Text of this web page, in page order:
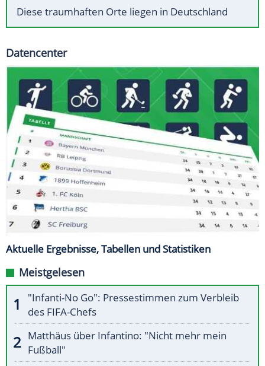
Diese traumhaften Orte liegen in Deutschland
Datencenter
Aktuelle Ergebnisse, Tabellen und Statistiken
Meistgelesen
"Infanti-No Go": Pressestimmen zum Verbleib
des FIFA-Chefs
Matthäus über Infantino: "Nicht mehr mein
Fußball"